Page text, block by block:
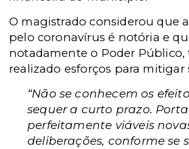
O magistrado considerou que
pelo coronavírus é notória e
notadamente o Poder Público,
realizado esforços para mitigar
“Não se conhecem os
sequer a curto prazo.
perfeitamente viáveis
deliberações, conforme se